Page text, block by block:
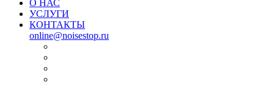
О НАС
УСЛУГИ
КОНТАКТЫ
online@noisestop.ru